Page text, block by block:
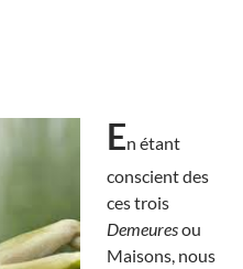
En étant
conscient des
ces trois
Demeuresou
Maisons, nous